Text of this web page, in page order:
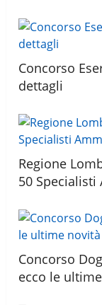
Concorso
dettagli
Regione
50
Concorso
ecco le